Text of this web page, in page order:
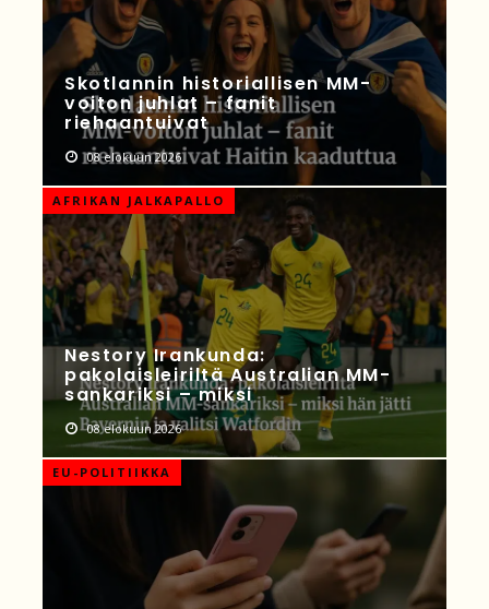
Skotlannin historiallisen MM-
voiton juhlat – fanit
riehaantuivat
08 elokuun 2026
AFRIKAN JALKAPALLO
Nestory Irankunda:
pakolaisleiriltä Australian MM-
sankariksi – miksi
08 elokuun 2026
EU-POLITIIKKA